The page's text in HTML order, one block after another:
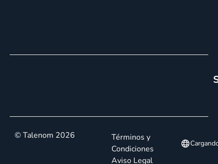
© Talenom 2026
Términos y
Condiciones
Aviso Legal